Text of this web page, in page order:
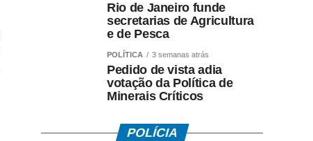
Rio de Janeiro funde
secretarias de Agricultura
e de Pesca
POLÍTICA 3 semanas atrás
Pedido de vista adia
votação da Política de
Minerais Críticos
POLÍCIA